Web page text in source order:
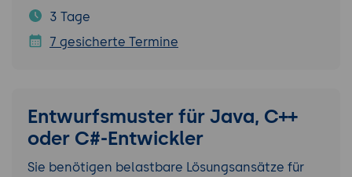
3 Tage
7 gesicherte Termine
Entwurfsmuster für Java, C++
oder C#-Entwickler
Sie benötigen belastbare Lösungsansätze für